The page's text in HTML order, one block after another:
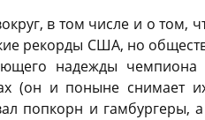
в том числе и о том,
рекорды США, но
надежды
(он и поныне снимает
попкорн и гамбургеры,